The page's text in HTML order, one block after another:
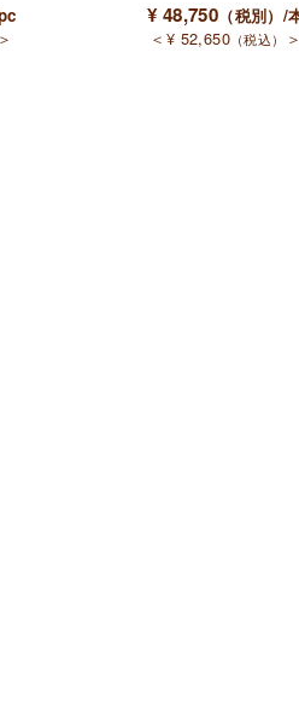
＞
¥48,750 （税別） /
＜ ¥ 52,650 （税込） ＞